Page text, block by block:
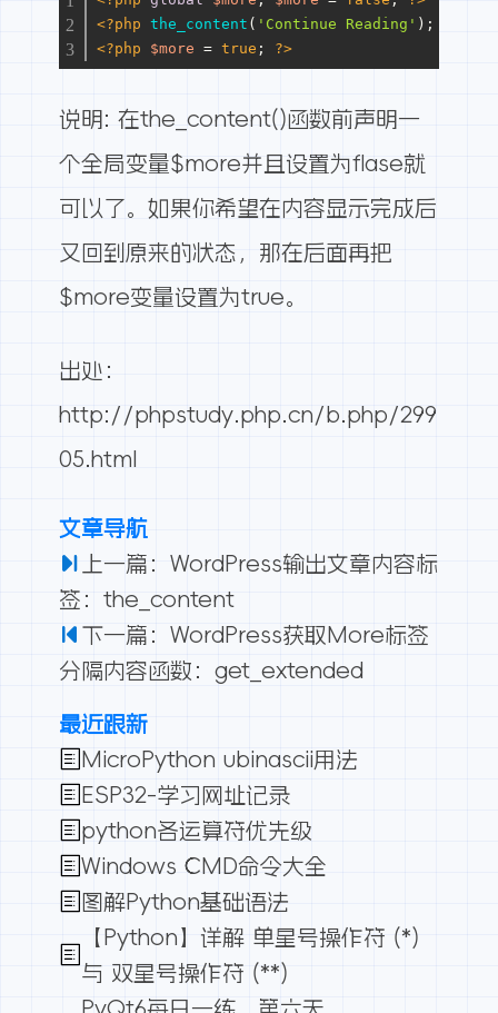
<?php
the_content ( 'Continue Reading' );
<?php
$more = true ; ?>
说明: 在the_content()函数前声明一
个全局变量$more并且设置为flase就
可以了。如果你希望在内容显示完成后
又回到原来的状态，那在后面再把
$more变量设置为true。
出处：
http://phpstudy.php.cn/b.php/299
05.html
文章导航
上一篇：WordPress输出文章内容标
签：the_content
下一篇：WordPress获取More标签
分隔内容函数：get_extended
最近跟新
MicroPython ubinascii用法
ESP32-学习网址记录
python各运算符优先级
Windows CMD命令大全
图解Python基础语法
【Python】详解 单星号操作符 (*)
与 双星号操作符 (**)
PyQt6每日一练，第六天，